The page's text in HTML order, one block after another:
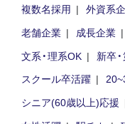
複数名採用
外資系
老舗企業
成長企業
文系・理系OK
新卒
スクール卒活躍
シニア(60歳以上)応援